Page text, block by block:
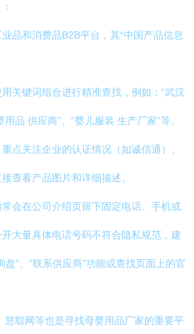
：
业品和消费品B2B平台，其“中国产品信息
用关键词组合进行精准查找，例如：“武汉
品 供应商”、“婴儿服装 生产厂家”等。
点关注企业的认证情况（如诚信通）、
查看产品图片和详细描述。
常会在公司介绍页留下固定电话、手机或
开大量具体电话号码不符合隐私规范，建
”、“联系供应商”功能或查找页面上的官
慧聪网等也是寻找母婴用品厂家的重要平